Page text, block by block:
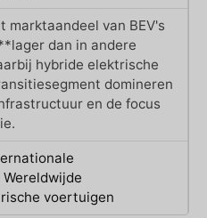
marktaandeel van BEV's
dan in andere
hybride elektrische
domineren
en de focus
voertuigen